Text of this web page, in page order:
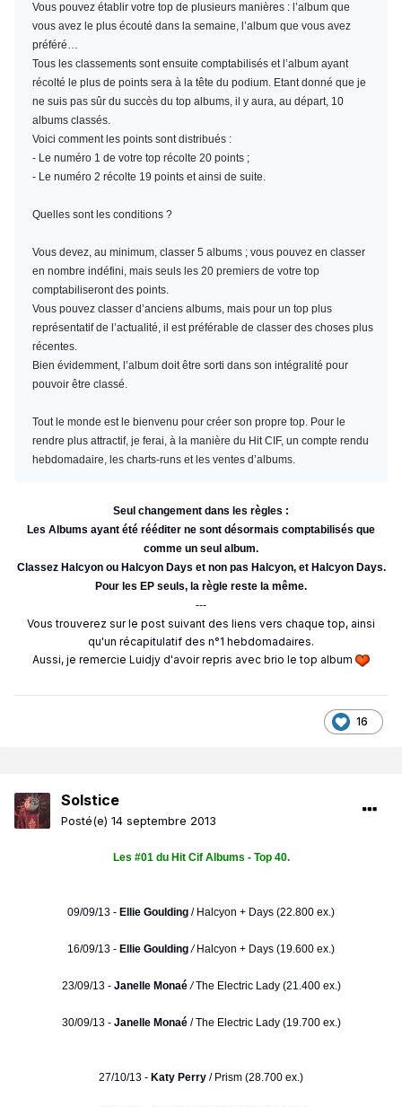
Vous pouvez établir votre top de plusieurs manières : l’album que
vous avez le plus écouté dans la semaine, l’album que vous avez
préféré…
Tous les classements sont ensuite comptabilisés et l’album ayant
récolté le plus de points sera à la tête du podium. Etant donné que je
ne suis pas sûr du succès du top albums, il y aura, au départ, 10
albums classés.
Voici comment les points sont distribués :
- Le numéro 1 de votre top récolte 20 points ;
- Le numéro 2 récolte 19 points et ainsi de suite.
Quelles sont les conditions ?
Vous devez, au minimum, classer 5 albums ; vous pouvez en classer
en nombre indéfini, mais seuls les 20 premiers de votre top
comptabiliseront des points.
Vous pouvez classer d’anciens albums, mais pour un top plus
représentatif de l’actualité, il est préférable de classer des choses plus
récentes.
Bien évidemment, l’album doit être sorti dans son intégralité pour
pouvoir être classé.
Tout le monde est le bienvenu pour créer son propre top. Pour le
rendre plus attractif, je ferai, à la manière du Hit CIF, un compte rendu
hebdomadaire, les charts-runs et les ventes d’albums.
Seul changement dans les règles :
Les Albums ayant été rééditer ne sont désormais comptabilisés que
comme un seul album.
Classez Halcyon ou Halcyon Days et non pas Halcyon, et Halcyon Days.
Pour les EP seuls, la règle reste la même.
---
Vous trouverez sur le post suivant des liens vers chaque top, ainsi
qu'un récapitulatif des n°1 hebdomadaires.
Aussi, je remercie Luidjy d'avoir repris avec brio le top album
16
Solstice
Posté(e) 14 septembre 2013
Les #01 du Hit Cif Albums - Top 40.
09/09/13 - Ellie Goulding / Halcyon + Days (22.800 ex.)
16/09/13 - Ellie Goulding /Halcyon + Days (19.600 ex.)
23/09/13 - Janelle Monaé /The Electric Lady (21.400 ex.)
30/09/13 - Janelle Monaé/ The Electric Lady (19.700 ex.)
27/10/13 - Katy Perry / Prism (28.700 ex.)